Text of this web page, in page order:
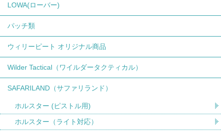
LOWA(ローバー)
パッチ類
ウィリーピート オリジナル商品
Wilder Tactical（ワイルダータクティカル）
SAFARILAND（サファリランド）
ホルスター (ピストル用)
ホルスター（ライト対応）